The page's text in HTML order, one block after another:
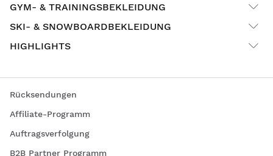
GYM- & TRAININGSBEKLEIDUNG
SKI- & SNOWBOARDBEKLEIDUNG
HIGHLIGHTS
Rücksendungen
Affiliate-Programm
Auftragsverfolgung
B2B Partner Programm